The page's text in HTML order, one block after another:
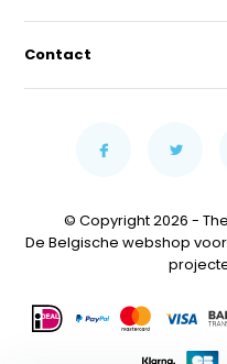
Contact
© Copyright 2026 -
De Belgische webshop